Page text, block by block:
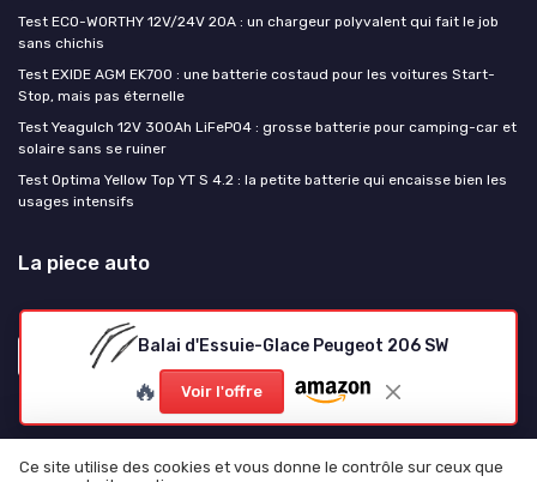
Balai d'Essuie-Glace Peugeot 206 SW
🔥 Voir l'offre
Test ECO-WORTHY 12V/24V 20A : un chargeur polyvalent qui fait le job
sans chichis
Test EXIDE AGM EK700 : une batterie costaud pour les voitures Start-
Stop, mais pas éternelle
Test Yeagulch 12V 300Ah LiFePO4 : grosse batterie pour camping-car et
solaire sans se ruiner
Test Optima Yellow Top YT S 4.2 : la petite batterie qui encaisse bien les
usages intensifs
La piece auto
Ce site utilise des cookies et vous donne le contrôle sur ceux que